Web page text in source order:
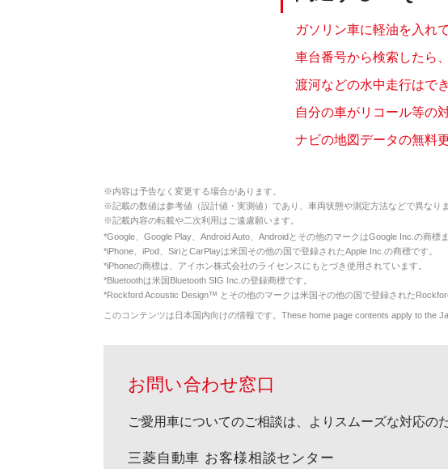
ガソリン車に軽油を入れ
車台番号から検索したら
渡河などの水中走行はで
自分の車がリコール等の
ナビの地図データの無料
※内容は予告なく変更する場合があります。
※記載の数値は参考値（設計値・実測値）であり、車両状態や測定方法などで異なりま
※記載内容の転載や二次利用はご遠慮願います。
*Google、Google Play、Android Auto、Androidとその他のマークはGoogle Inc.の商標
*iPhone、iPod、SiriとCarPlayは米国その他の国で登録されたApple Inc.の商標です。
*iPhoneの商標は、アイホン株式会社のライセンスにもとづき使用されています。
*Bluetoothは米国Bluetooth SIG Inc.の登録商標です。
*Rockford Acoustic Design™ とその他のマークは米国その他の国で登録された
このコンテンツは日本国内向けの情報です。These home page contents apply to the
お問い合わせ窓口
ご愛用車についてのご相談は、よりスムーズな対応の
三菱自動車 お客様相談センター